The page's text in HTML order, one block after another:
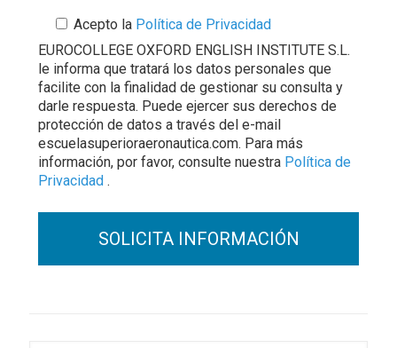
Acepto la Política de Privacidad
EUROCOLLEGE OXFORD ENGLISH INSTITUTE S.L.
le informa que tratará los datos personales que
facilite con la finalidad de gestionar su consulta y
darle respuesta. Puede ejercer sus derechos de
protección de datos a través del e-mail
escuelasuperioraeronautica.com. Para más
información, por favor, consulte nuestra Política de
Privacidad .